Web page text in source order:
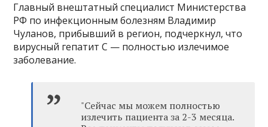
Главный внештатный специалист Министерства
РФ по инфекционным болезням Владимир
Чуланов, прибывший в регион, подчеркнул, что
вирусный гепатит С — полностью излечимое
заболевание.
"Сейчас мы можем полностью
излечить пациента за 2-3 месяца.